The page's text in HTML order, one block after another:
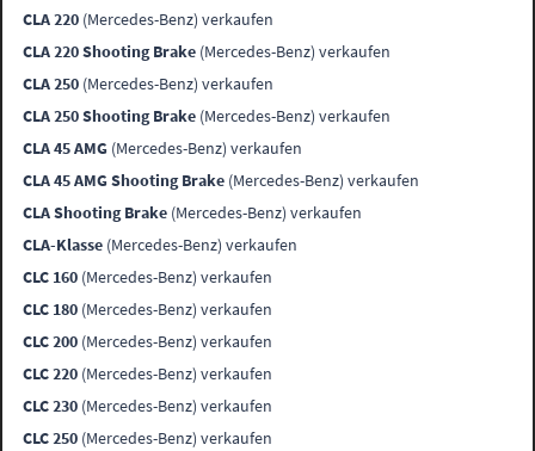
CLA 220 (Mercedes-Benz) verkaufen
CLA 220 Shooting Brake (Mercedes-Benz) verkaufen
CLA 250 (Mercedes-Benz) verkaufen
CLA 250 Shooting Brake (Mercedes-Benz) verkaufen
CLA 45 AMG (Mercedes-Benz) verkaufen
CLA 45 AMG Shooting Brake (Mercedes-Benz) verkaufen
CLA Shooting Brake (Mercedes-Benz) verkaufen
CLA-Klasse (Mercedes-Benz) verkaufen
CLC 160 (Mercedes-Benz) verkaufen
CLC 180 (Mercedes-Benz) verkaufen
CLC 200 (Mercedes-Benz) verkaufen
CLC 220 (Mercedes-Benz) verkaufen
CLC 230 (Mercedes-Benz) verkaufen
CLC 250 (Mercedes-Benz) verkaufen